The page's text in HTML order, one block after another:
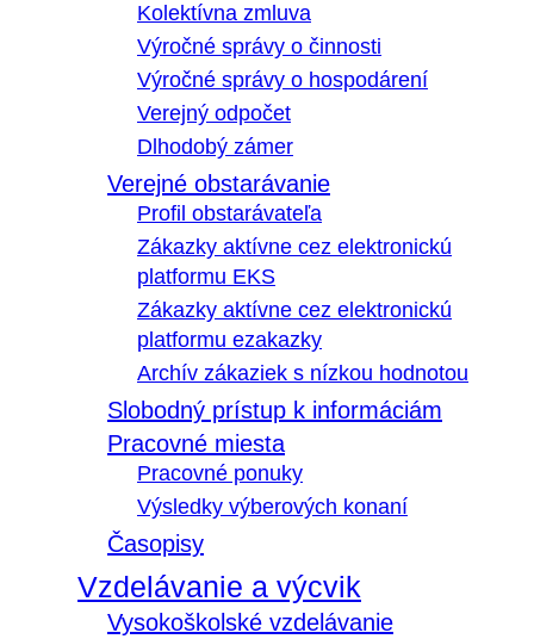
Kolektívna zmluva
Výročné správy o činnosti
Výročné správy o hospodárení
Verejný odpočet
Dlhodobý zámer
Verejné obstarávanie
Profil obstarávateľa
Zákazky aktívne cez elektronickú
platformu EKS
Zákazky aktívne cez elektronickú
platformu ezakazky
Archív zákaziek s nízkou hodnotou
Slobodný prístup k informáciám
Pracovné miesta
Pracovné ponuky
Výsledky výberových konaní
Časopisy
Vzdelávanie a výcvik
Vysokoškolské vzdelávanie